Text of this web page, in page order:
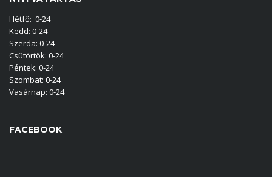
Hétfő: 0-24
Kedd: 0-24
Szerda: 0-24
Csütörtök: 0-24
Péntek: 0-24
Szombat: 0-24
Vasárnap: 0-24
FACEBOOK